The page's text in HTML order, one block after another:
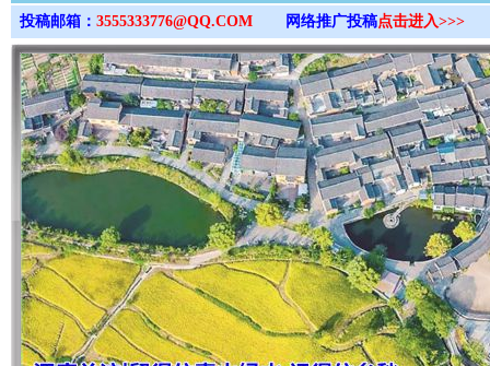
投稿邮箱： 3555333776@QQ.COM 网络推广投稿点击进入>>>